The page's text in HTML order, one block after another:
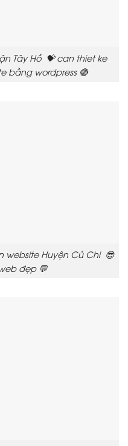
Tây Hồ 💝 can thiet ke
bằng wordpress 🔴
website Huyện Củ Chi 😎
đẹp 💬